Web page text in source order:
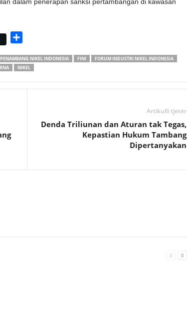
a
r
e
NIKEL INDONESIA FINI
FORUM INDUSTRI NIKEL INDONESIA
NIKEL
Artikulli tjetër
Denda Triliunan dan Aturan tak Tegas,
Kepastian Hukum Tambang
Dipertanyakan